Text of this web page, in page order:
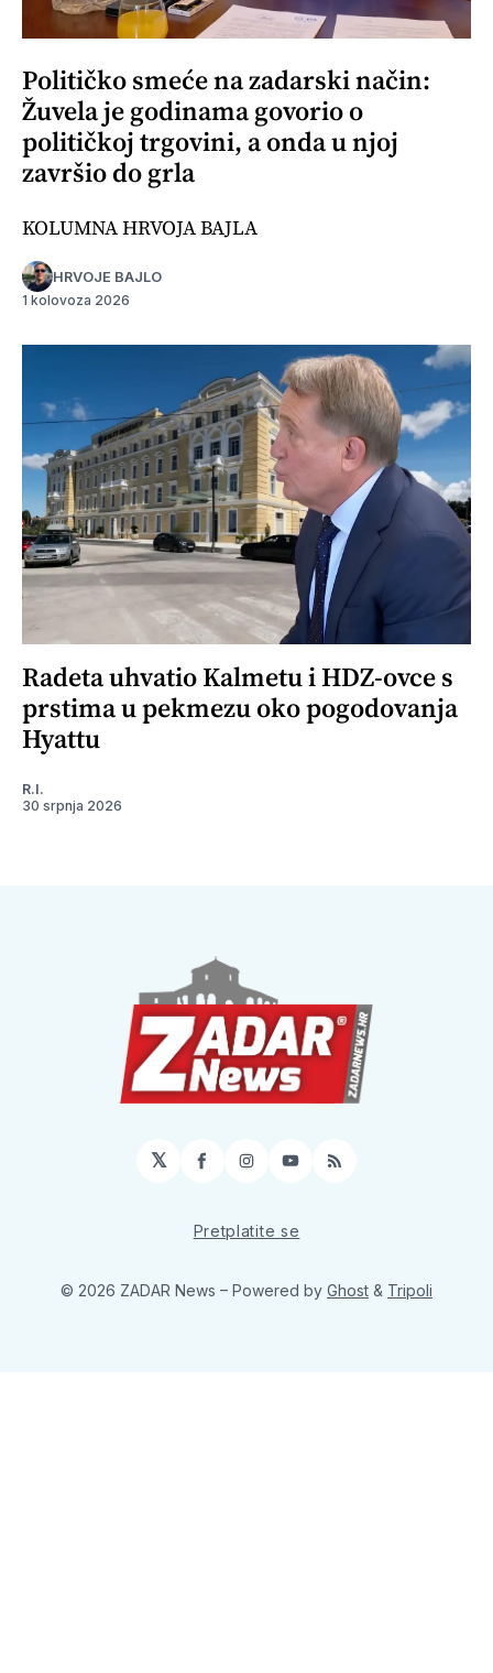
Političko smeće na zadarski način:
Žuvela je godinama govorio o
političkoj trgovini, a onda u njoj
završio do grla
KOLUMNA HRVOJA BAJLA
HRVOJE BAJLO
1 kolovoza 2026
Radeta uhvatio Kalmetu i HDZ-ovce s
prstima u pekmezu oko pogodovanja
Hyattu
R.I.
30 srpnja 2026
𝕏 Facebook
Instagram
YouTube
RSS
Pretplatite se
© 2026 ZADAR News – Powered by Ghost & Tripoli